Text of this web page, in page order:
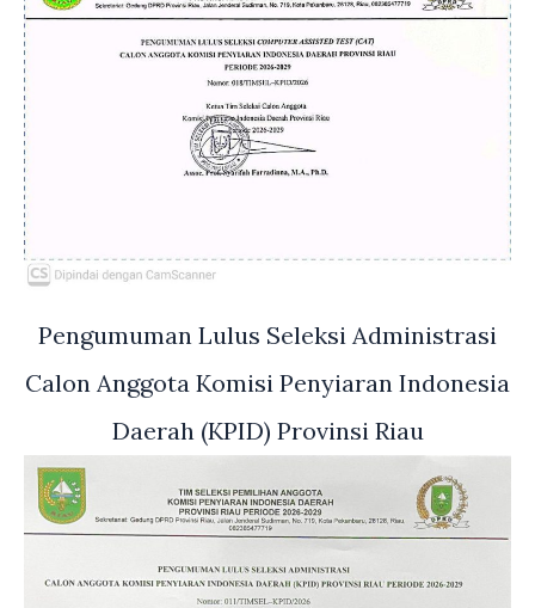
Pengumuman Lulus Seleksi Administrasi
Calon Anggota Komisi Penyiaran Indonesia
Daerah (KPID) Provinsi Riau